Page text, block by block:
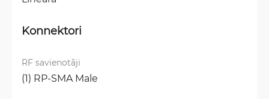
Konnektori
RF savienotāji
(1) RP-SMA Male